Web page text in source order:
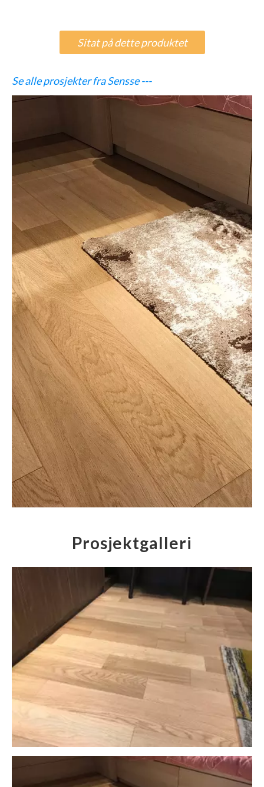
Sitat på dette produktet
Se alle prosjekter fra Sensse ---
Prosjektgalleri